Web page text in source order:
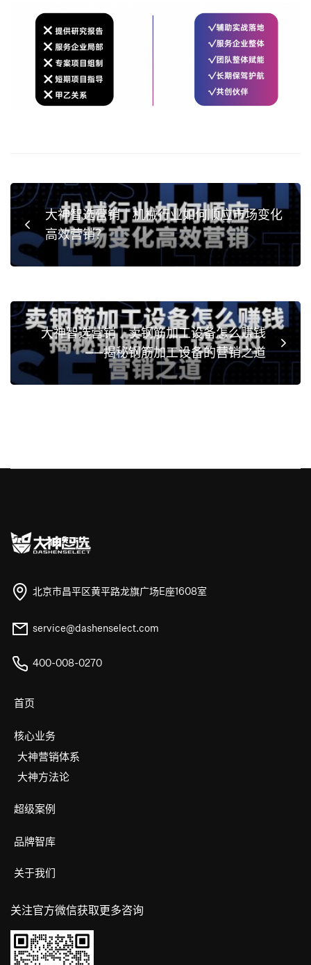
大神智选营销｜机械行业如何顺应市场变化
高效营销？
大神智选营销｜卖钢筋加工设备怎么赚钱
——揭秘钢筋加工设备的营销之道
北京市昌平区黄平路龙旗广场E座1608室
service@dashenselect.com
400-008-0270
首页
核心业务
大神营销体系
大神方法论
超级案例
品牌智库
关于我们
关注官方微信获取更多咨询